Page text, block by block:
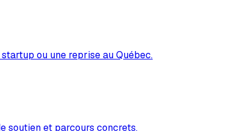
ou une reprise au Québec.
soutien et parcours concrets.